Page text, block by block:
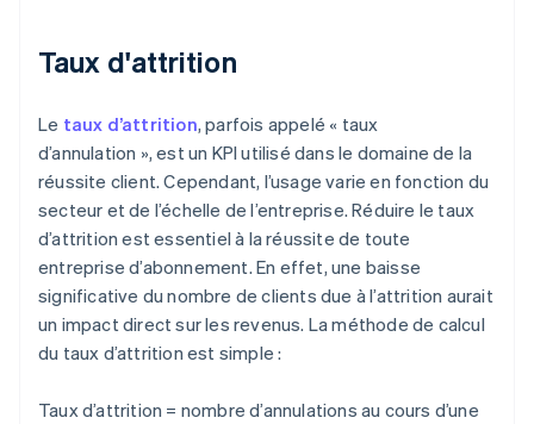
Taux d'attrition
Le taux d’attrition, parfois appelé « taux
d’annulation », est un KPI utilisé dans le domaine de la
réussite client. Cependant, l’usage varie en fonction du
secteur et de l’échelle de l’entreprise. Réduire le taux
d’attrition est essentiel à la réussite de toute
entreprise d’abonnement. En effet, une baisse
significative du nombre de clients due à l’attrition aurait
un impact direct sur les revenus. La méthode de calcul
du taux d’attrition est simple :
Taux d’attrition = nombre d’annulations au cours d’une